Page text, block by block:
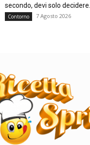
secondo, devi solo decidere...
Contorno 7 Agosto 2026